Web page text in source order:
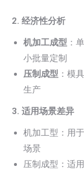
2. 经济性分析
机加工成型 ：
小批量定制
压制成型 ：模
生产
3. 适用场景差异
机加工型：用
场景
压制成型：适